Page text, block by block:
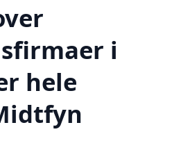
i
hele